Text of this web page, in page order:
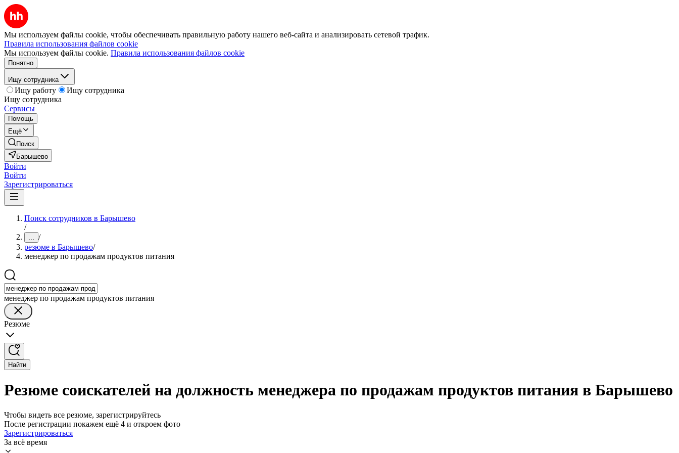
Мы используем файлы cookie, чтобы обеспечивать правильную работу нашего веб-сайта и анализировать сетевой трафик.
Правила использования файлов cookie
Мы используем файлы cookie. Правила использования файлов cookie
Понятно
Ищу сотрудника
Ищу работу
Ищу сотрудника
Ищу сотрудника
Сервисы
Помощь
Ещё
Поиск
Барышево
Войти
Войти
Зарегистрироваться
Поиск сотрудников в Барышево
/
... /
резюме в Барышево/
менеджер по продажам продуктов питания
менеджер по продажам продуктов питания
Резюме
Найти
Резюме соискателей на должность менеджера по продажам продуктов питания в Барышево
Чтобы видеть все резюме, зарегистрируйтесь
После регистрации покажем ещё 4 и откроем фото
Зарегистрироваться
За всё время